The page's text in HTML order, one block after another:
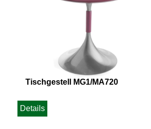
Tischgestell MG1/MA720
Details